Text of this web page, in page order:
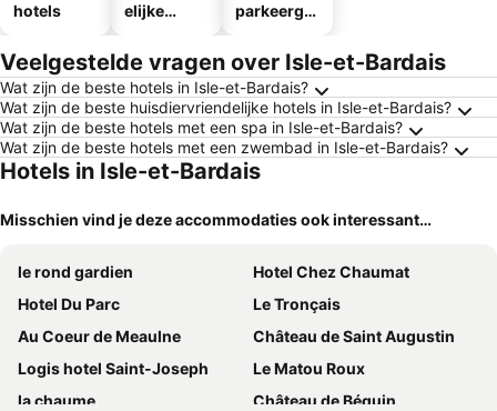
hotels
elijke
parkeergel
Veelgestelde vragen over Isle-et-Bardais
Wat zijn de beste hotels in Isle-et-Bardais?
Wat zijn de beste huisdiervriendelijke hotels in Isle-et-Bardais?
Wat zijn de beste hotels met een spa in Isle-et-Bardais?
Wat zijn de beste hotels met een zwembad in Isle-et-Bardais?
Hotels in Isle-et-Bardais
Misschien vind je deze accommodaties ook interessant…
le rond gardien
Hotel Chez Chaumat
Hotel Du Parc
Le Tronçais
Au Coeur de Meaulne
Château de Saint Augustin
Logis hotel Saint-Joseph
Le Matou Roux
la chaume
Château de Béguin